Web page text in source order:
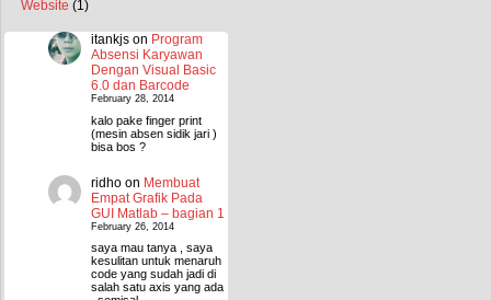
Website (1)
itankjs on Program
Absensi Karyawan
Dengan Visual Basic
6.0 dan Barcode
February 28, 2014
kalo pake finger print
(mesin absen sidik jari )
bisa bos ?
ridho on Membuat
Empat Grafik Pada
GUI Matlab – bagian 1
February 26, 2014
saya mau tanya , saya
kesulitan untuk menaruh
code yang sudah jadi di
salah satu axis yang ada